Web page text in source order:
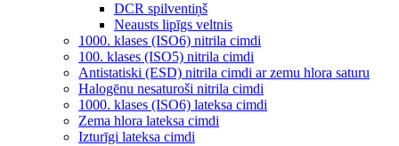
DCR spilventiņš
Neausts lipīgs veltnis
1000. klases (ISO6) nitrila cimdi
100. klases (ISO5) nitrila cimdi
Antistatiski (ESD) nitrila cimdi ar zemu hlora saturu
Halogēnu nesaturoši nitrila cimdi
1000. klases (ISO6) lateksa cimdi
Zema hlora lateksa cimdi
Izturīgi lateksa cimdi